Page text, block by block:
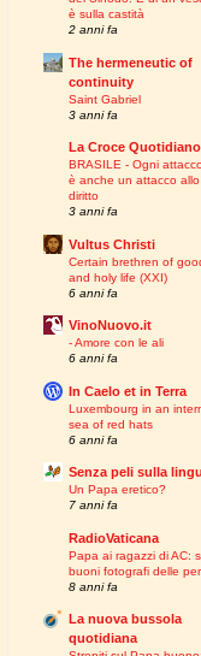
è sulla castità
2 anni fa
The hermeneutic of
continuity
Saint Gabriel
3 anni fa
La Croce Quotidiano
BRASILE - Ogni
è anche un attacco
diritto
3 anni fa
Vultus Christi
Certain brethren of
and holy life (XXI)
6 anni fa
VinoNuovo.it
- Amore con le ali
6 anni fa
In Caelo et in Terra
Luxembourg in an
sea of red hats
6 anni fa
Senza peli sulla
Un Papa eretico?
7 anni fa
RadioVaticana
Papa ai ragazzi di AC:
buoni fotografi delle
8 anni fa
La nuova bussola
quotidiana